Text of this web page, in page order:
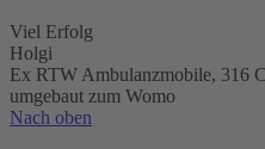
Viel Erfolg
Holgi
Ex RTW Ambulanzmobile, 316
umgebaut zum Womo
Nach oben